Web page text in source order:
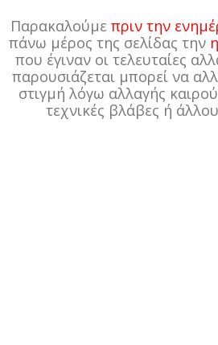
Παρακαλούμε πριν την
πάνω μέρος της σελίδας την
που έγιναν οι τελευταίες
παρουσιάζεται μπορεί να
στιγμή λόγω αλλαγής
τεχνικές βλάβες ή